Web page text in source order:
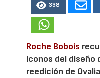
338
Roche Bobois
iconos del diseño
reedición de